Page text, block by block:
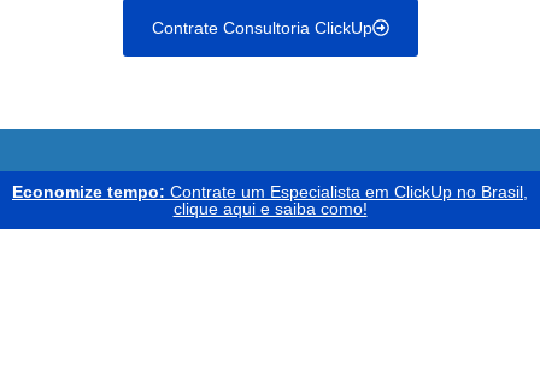
Contrate Consultoria ClickUp
Economize tempo: Contrate um Especialista em ClickUp no Brasil,
clique aqui e saiba como!